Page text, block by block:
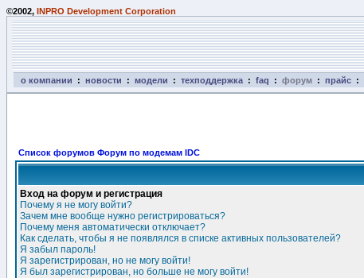
©2002, INPRO Development Corporation
о компании : новости : модели : техподдержка : faq : форум : прайс :
Список форумов Форум по модемам IDC
Вход на форум и регистрация
Почему я не могу войти?
Зачем мне вообще нужно регистрироваться?
Почему меня автоматически отключает?
Как сделать, чтобы я не появлялся в списке активных пользователей?
Я забыл пароль!
Я зарегистрирован, но не могу войти!
Я был зарегистрирован, но больше не могу войти!